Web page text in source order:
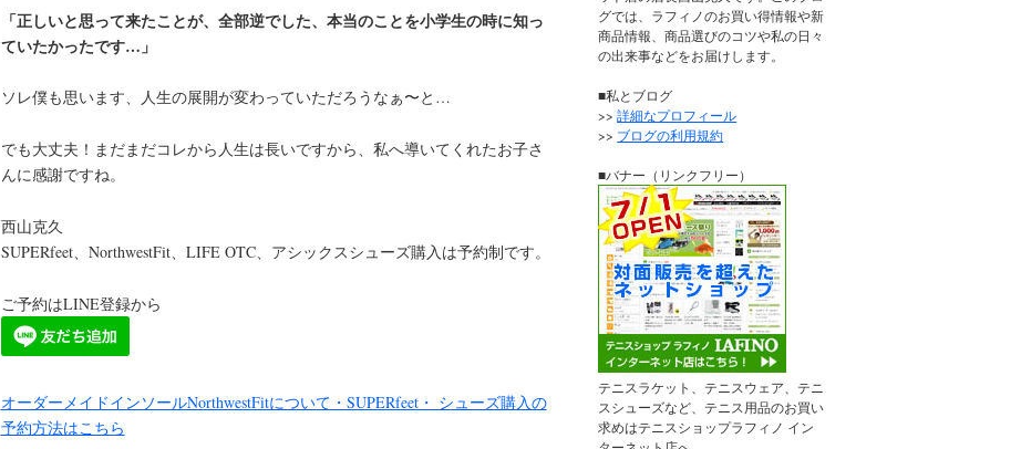
「正しいと思って来たことが、全部逆でした、本当のことを小学生の時に知っ
ていたかったです…」
ソレ僕も思います、人生の展開が変わっていただろうなぁ〜と…
でも大丈夫！まだまだコレから人生は長いですから、私へ導いてくれたお子さ
んに感謝ですね。
西山克久
SUPERfeet、NorthwestFit、LIFE OTC、アシックスシューズ購入は予約制です。
ご予約はLINE登録から
オーダーメイドインソールNorthwestFitについて・SUPERfeet・ シューズ購入の
予約方法はこちら
グでは、ラフィノのお買い得情報や新
商品情報、商品選びのコツや私の日々
の出来事などをお届けします。
■私とブログ
>>詳細なプロフィール
>> ブログの利用規約
■バナー（リンクフリー）
テニスラケット、テニスウェア、テニ
スシューズなど、テニス用品のお買い
求めはテニスショップラフィノ イン